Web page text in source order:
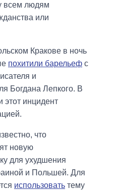
всем людям
или
Кракове в ночь
похитили барельеф с
и
Богдана Лепкого. В
инцидент
что
новую
для ухудшения
и Польшей. Для
использовать тему